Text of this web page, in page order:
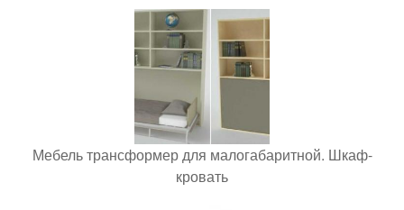
Мебель трансформер для малогабаритной. Шкаф-
кровать